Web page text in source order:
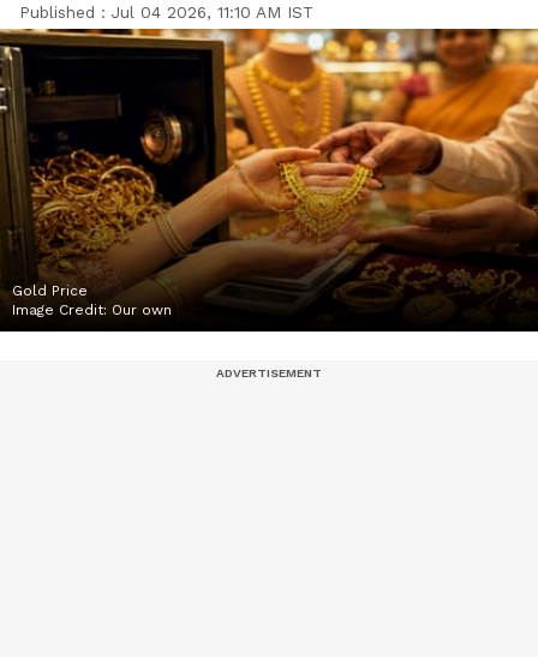
Published : Jul 04 2026, 11:10 AM IST
Gold Price
Image Credit: Our own